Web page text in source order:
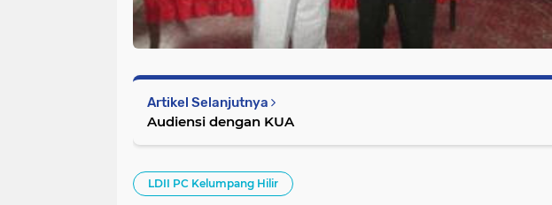
Artikel Selanjutnya
Audiensi dengan KUA
LDII PC Kelumpang Hilir